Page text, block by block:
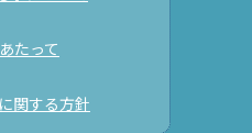
たって
関する方針